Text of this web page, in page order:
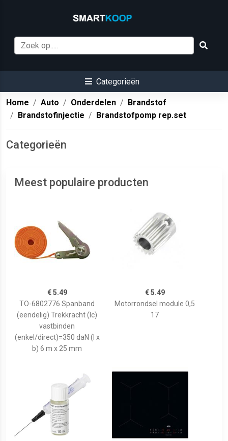
Categorieën
Home Auto Onderdelen
Brandstof
Brandstofinjectie
Brandstofpomp rep.set
Categorieën
Meest populaire producten
€ 5.49
TO-6802776 Spanband
(eendelig) Trekkracht (lc)
vastbinden
(enkel/direct)=350 daN (l x
b) 6 m x 25 mm
€ 5.49
Motorrondsel module 0,5
17